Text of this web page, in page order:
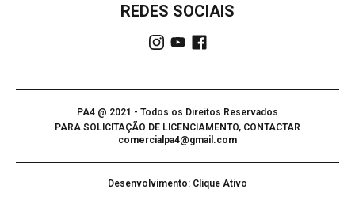
REDES SOCIAIS
PA4 @ 2021 - Todos os Direitos Reservados
PARA SOLICITAÇÃO DE LICENCIAMENTO, CONTACTAR
comercialpa4@gmail.com
Desenvolvimento: Clique Ativo